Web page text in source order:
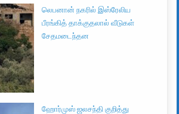
லெபனான் நகரில் இஸ்ரேலிய
பீரங்கித் தாக்குதலால் வீடுகள்
சேதமடைந்தன
ஹோர்முஸ் ஜலசந்தி குறித்து